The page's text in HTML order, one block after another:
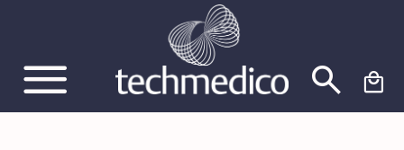
innehållet